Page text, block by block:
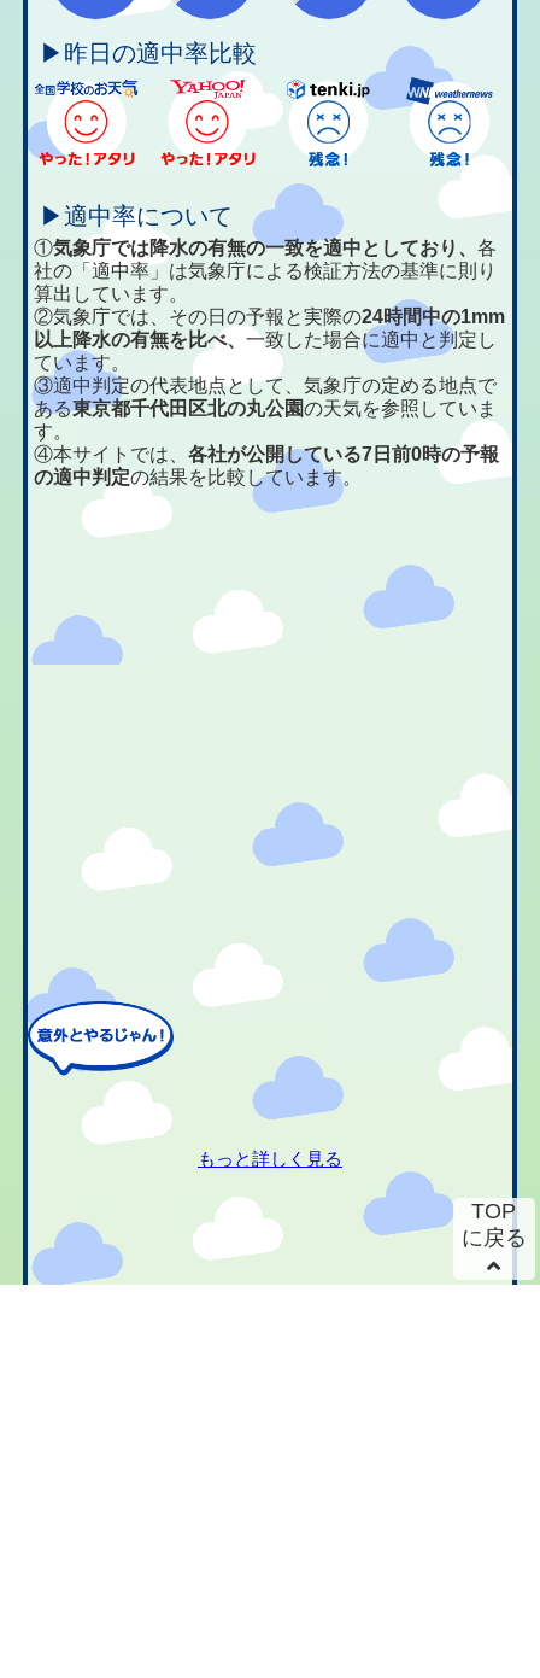
▶昨日の適中率比較
▶適中率について
①気象庁では降水の有無の一致を適中としており、各
社の「適中率」は気象庁による検証方法の基準に則り
算出しています。
②気象庁では、その日の予報と実際の24時間中の1mm
以上降水の有無を比べ、一致した場合に適中と判定し
ています。
③適中判定の代表地点として、気象庁の定める地点で
ある東京都千代田区北の丸公園の天気を参照していま
す。
④本サイトでは、各社が公開している7日前0時の予報
の適中判定の結果を比較しています。
もっと詳しく見る
TOP
に戻る